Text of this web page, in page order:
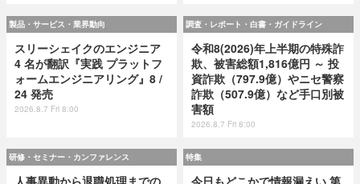
製品・サービス・業界動向
スリーシェイクのエンジニア
4 名が翻訳『実践 プラットフ
ォームエンジニアリング』8 /
24 発売
2026.8.7 Fri 8:00
調査・レポート・白書・ガイドライン
令和8(2026)年上半期の特殊詐
欺、被害総額1,816億円 ～ 投
資詐欺（797.9億）やニセ警察
詐欺（507.9億）など手口別被
害額
2026.8.7 Fri 8:00
研修・セミナー・カンファレンス
人事異動から退職処理までの
特集
今日もどこかで情報漏えい 第